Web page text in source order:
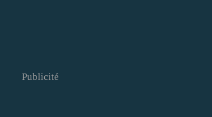
Publicité